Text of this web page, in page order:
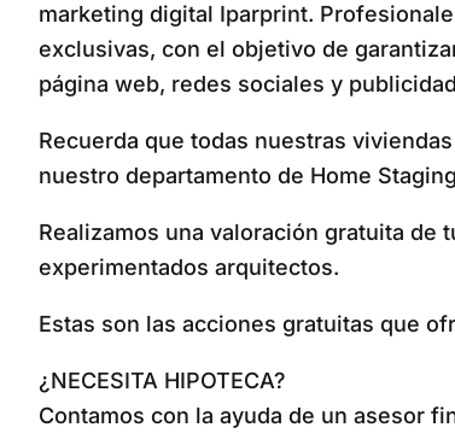
marketing digital Iparprint.
exclusivas, con el objetivo de
página web, redes sociales y
Recuerda que todas nuestras
nuestro departamento de Home
Realizamos una valoración gratuita
experimentados arquitectos.
Estas son las acciones gratuitas que
¿NECESITA HIPOTECA?
Contamos con la ayuda de un asesor